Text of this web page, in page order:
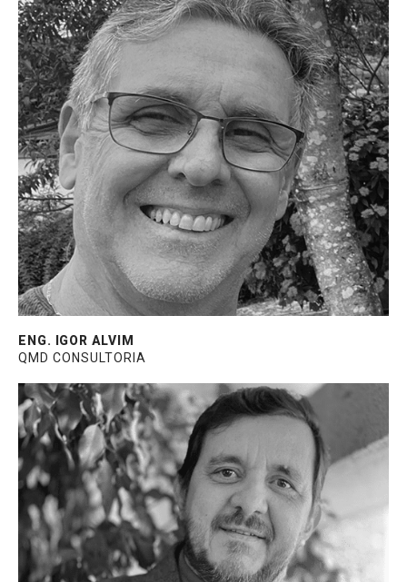
Diretor técnico da QMD Consultoria, 32
anos atuando como consultor de esquadrias
de alumínio e mais de 1.945 obras
executadas no Brasil e no Exterior.
Graduado em Engenharia Mecânica com
Especialização em Produção pela
Universidade Católica de Petrópolis.
ENG. IGOR ALVIM
QMD CONSULTORIA
Experiência em projetos de fachadas
complexas ao redor do mundo. Patentes na
América do Norte e do Sul, Índia, França e
África do Sul. Certificado em
Desenvolvimento de Fachadas para